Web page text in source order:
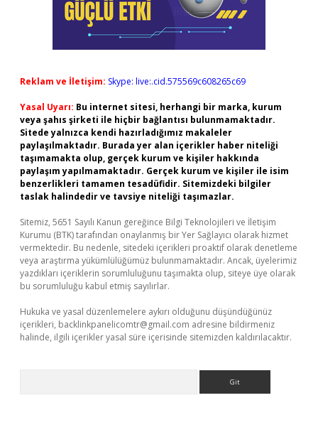
Reklam ve İletişim: Skype: live:.cid.575569c608265c69
Yasal Uyarı: Bu internet sitesi, herhangi bir marka, kurum
veya şahıs şirketi ile hiçbir bağlantısı bulunmamaktadır.
Sitede yalnızca kendi hazırladığımız makaleler
paylaşılmaktadır. Burada yer alan içerikler haber niteliği
taşımamakta olup, gerçek kurum ve kişiler hakkında
paylaşım yapılmamaktadır. Gerçek kurum ve kişiler ile isim
benzerlikleri tamamen tesadüfidir. Sitemizdeki bilgiler
taslak halindedir ve tavsiye niteliği taşımazlar.
Sitemiz, 5651 Sayılı Kanun gereğince Bilgi Teknolojileri ve İletişim
Kurumu (BTK) tarafından onaylanmış bir Yer Sağlayıcı olarak hizmet
vermektedir. Bu nedenle, sitedeki içerikleri proaktif olarak denetleme
veya araştırma yükümlülüğümüz bulunmamaktadır. Ancak, üyelerimiz
yazdıkları içeriklerin sorumluluğunu taşımakta olup, siteye üye olarak
bu sorumluluğu kabul etmiş sayılırlar.
Hukuka ve yasal düzenlemelere aykırı olduğunu düşündüğünüz
içerikleri, backlinkpanelicomtr@gmail.com adresine bildirmeniz
halinde, ilgili içerikler yasal süre içerisinde sitemizden kaldırılacaktır.